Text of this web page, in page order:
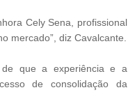
Cely Sena, profissional
mercado”, diz Cavalcante.
de que a experiência e a
de consolidação da